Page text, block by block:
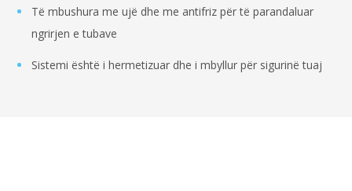
Të mbushura me ujë dhe me antifriz për të parandaluar
ngrirjen e tubave
Sistemi është i hermetizuar dhe i mbyllur për sigurinë tuaj